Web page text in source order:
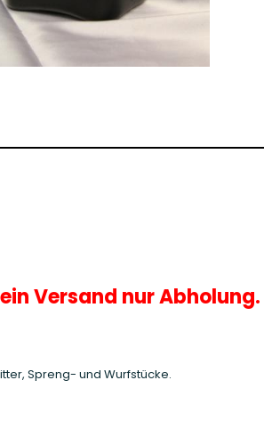
Versand nur Abholung.
Spreng- und Wurfstücke.